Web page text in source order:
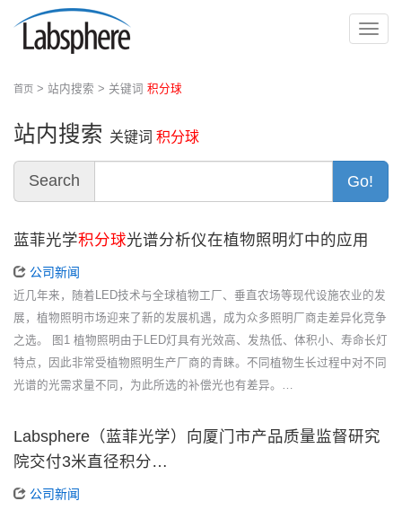
切
首页 > 站内搜索 > 关键词 积分球
站内搜索 关键词 积分球
Search Go!
蓝菲光学积分球光谱分析仪在植物照明灯中的应用
公司新闻
近几年来，随着LED技术与全球植物工厂、垂直农场等现代设施农业的发
展，植物照明市场迎来了新的发展机遇，成为众多照明厂商走差异化竞争
之选。 图1 植物照明由于LED灯具有光效高、发热低、体积小、寿命长灯
特点，因此非常受植物照明生产厂商的青睐。不同植物生长过程中对不同
光谱的光需求量不同，为此所选的补偿光也有差异。…
Labsphere（蓝菲光学）向厦门市产品质量监督研究
院交付3米直径积分…
公司新闻